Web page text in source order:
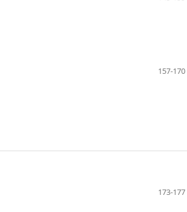
157-170
173-177